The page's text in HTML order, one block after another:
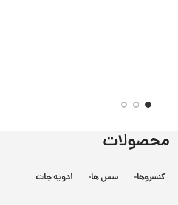
محصولات
کنسروها سس ها ادویه جات